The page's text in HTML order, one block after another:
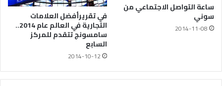
ساعة التواصل الاجتماعي من
سوني
2014-11-08
في تقريرأفضل العلامات
التجارية في العالم عام 2014..
سامسونج تتقدم للمركز
السابع
2014-10-12